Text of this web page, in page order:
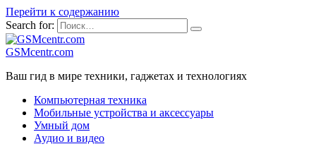
Перейти к содержанию
Search for:
GSMcentr.com
Ваш гид в мире техники, гаджетах и технологиях
Компьютерная техника
Мобильные устройства и аксессуары
Умный дом
Аудио и видео